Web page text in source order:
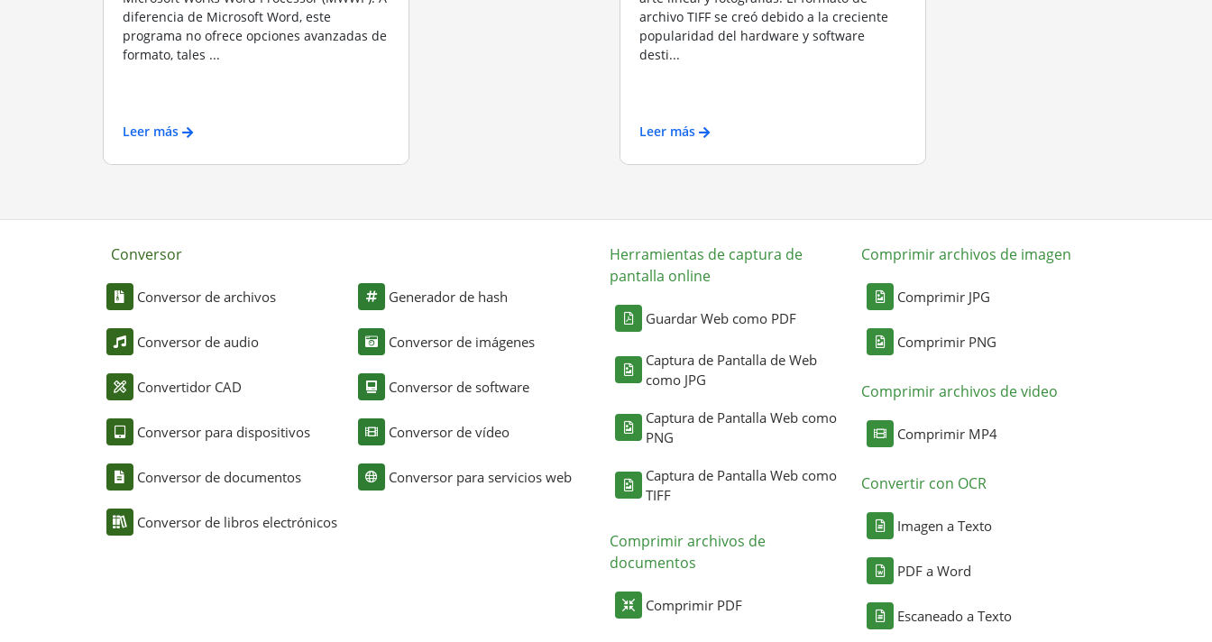
diferencia de Microsoft Word, este
programa no ofrece opciones avanzadas de
formato, tales ...
Leer más
archivo TIFF se creó debido a la creciente
popularidad del hardware y software
desti...
Leer más
Conversor
Conversor de archivos
Conversor de audio
Convertidor CAD
Conversor para dispositivos
Conversor de documentos
Conversor de libros electrónicos
Generador de hash
Conversor de imágenes
Conversor de software
Conversor de vídeo
Conversor para servicios web
Herramientas de captura de
pantalla online
Guardar Web como PDF
Captura de Pantalla de Web
como JPG
Captura de Pantalla Web como
PNG
Captura de Pantalla Web como
TIFF
Comprimir archivos de
documentos
Comprimir PDF
Comprimir archivos de imagen
Comprimir JPG
Comprimir PNG
Comprimir archivos de video
Comprimir MP4
Convertir con OCR
Imagen a Texto
PDF a Word
Escaneado a Texto